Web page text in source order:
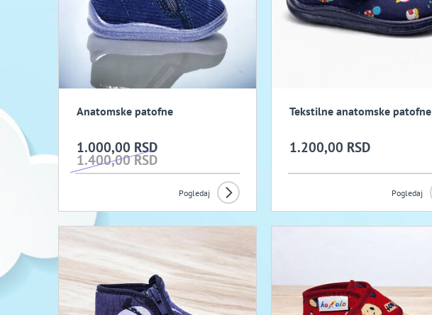
Anatomske patofne
1.000,00 RSD
1.400,00 RSD
Pogledaj
Tekstilne anatomske patofne
1.200,00 RSD
Pogledaj